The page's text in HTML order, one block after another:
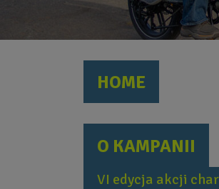
HOME
O KAMPANII
VI edycja akcji